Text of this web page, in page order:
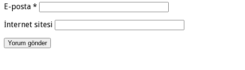
E-posta *
İnternet sitesi